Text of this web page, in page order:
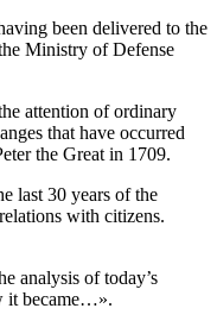
been delivered to the
Ministry of Defense
attention of ordinary
that have occurred
the Great in 1709.
last 30 years of the
with citizens.
analysis of today’s
it became…».